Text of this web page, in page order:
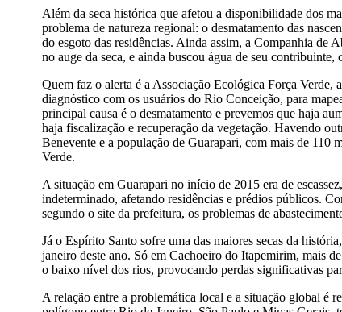
Além da seca histórica que afetou a disponibilidade dos
problema de natureza regional: o desmatamento das
do esgoto das residências. Ainda assim, a Companhia de
no auge da seca, e ainda buscou água de seu
Quem faz o alerta é a Associação Ecológica Força
diagnóstico com os usuários do Rio Conceição, para
principal causa é o desmatamento e prevemos que haja
haja fiscalização e recuperação da vegetação. Havendo
Benevente e a população de Guarapari, com mais de 110
Verde.
A situação em Guarapari no início de 2015 era de
indeterminado, afetando residências e prédios públicos.
segundo o site da prefeitura, os problemas de
Já o Espírito Santo sofre uma das maiores secas da
janeiro deste ano. Só em Cachoeiro do Itapemirim, mais
o baixo nível dos rios, provocando perdas significativas
A relação entre a problemática local e a situação global é